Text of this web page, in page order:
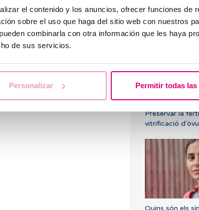
el contenido y los anuncios, ofrecer funciones de
sobre el uso que haga del sitio web con nuestros
combinarla con otra información que les haya
de sus servicios.
Personalizar Permitir todas las
Primera
d'una FIV o
Preservar la
vitrificació
Quins són els